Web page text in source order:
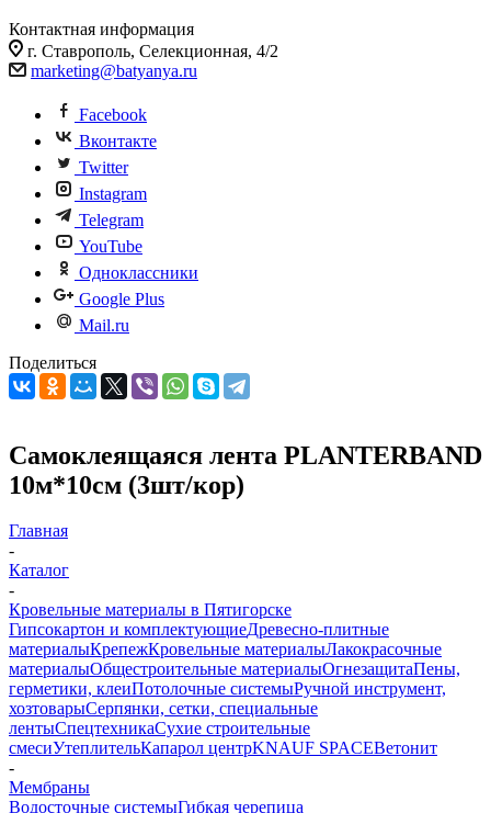
Контактная информация
г. Ставрополь, Селекционная, 4/2
marketing@batyanya.ru
Facebook
Вконтакте
Twitter
Instagram
Telegram
YouTube
Одноклассники
Google Plus
Mail.ru
Поделиться
Самоклеящаяся лента PLANTERBAND
10м*10см (3шт/кор)
Главная
-
Каталог
-
Кровельные материалы в Пятигорске
Гипсокартон и комплектующиеДревесно-плитные
материалыКрепежКровельные материалыЛакокрасочные
материалыОбщестроительные материалыОгнезащитаПены,
герметики, клеиПотолочные системыРучной инструмент,
хозтоварыСерпянки, сетки, специальные
лентыСпецтехникаСухие строительные
смесиУтеплительКапарол центрKNAUF SPACEВетонит
-
Мембраны
Водосточные системыГибкая черепица